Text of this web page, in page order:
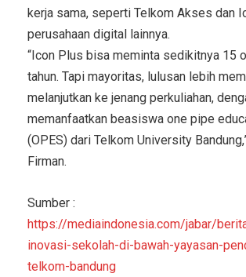
kerja sama, seperti Telkom Akses dan
perusahaan digital lainnya.
“Icon Plus bisa meminta sedikitnya 15
tahun. Tapi mayoritas, lulusan lebih
melanjutkan ke jenang perkuliahan,
memanfaatkan beasiswa one pipe
(OPES) dari Telkom University
Firman.
Sumber :
https://mediaindonesia.com/jabar/
inovasi-sekolah-di-bawah-yayasan-
telkom-bandung